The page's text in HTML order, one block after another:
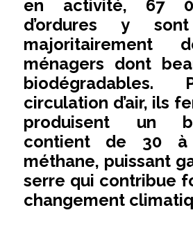
en activité, 67
d’ordures y
majoritairement
ménagers dont
biodégradables.
circulation d’air, ils
produisent un
contient de 30
méthane, puissant
serre qui contribue
changement